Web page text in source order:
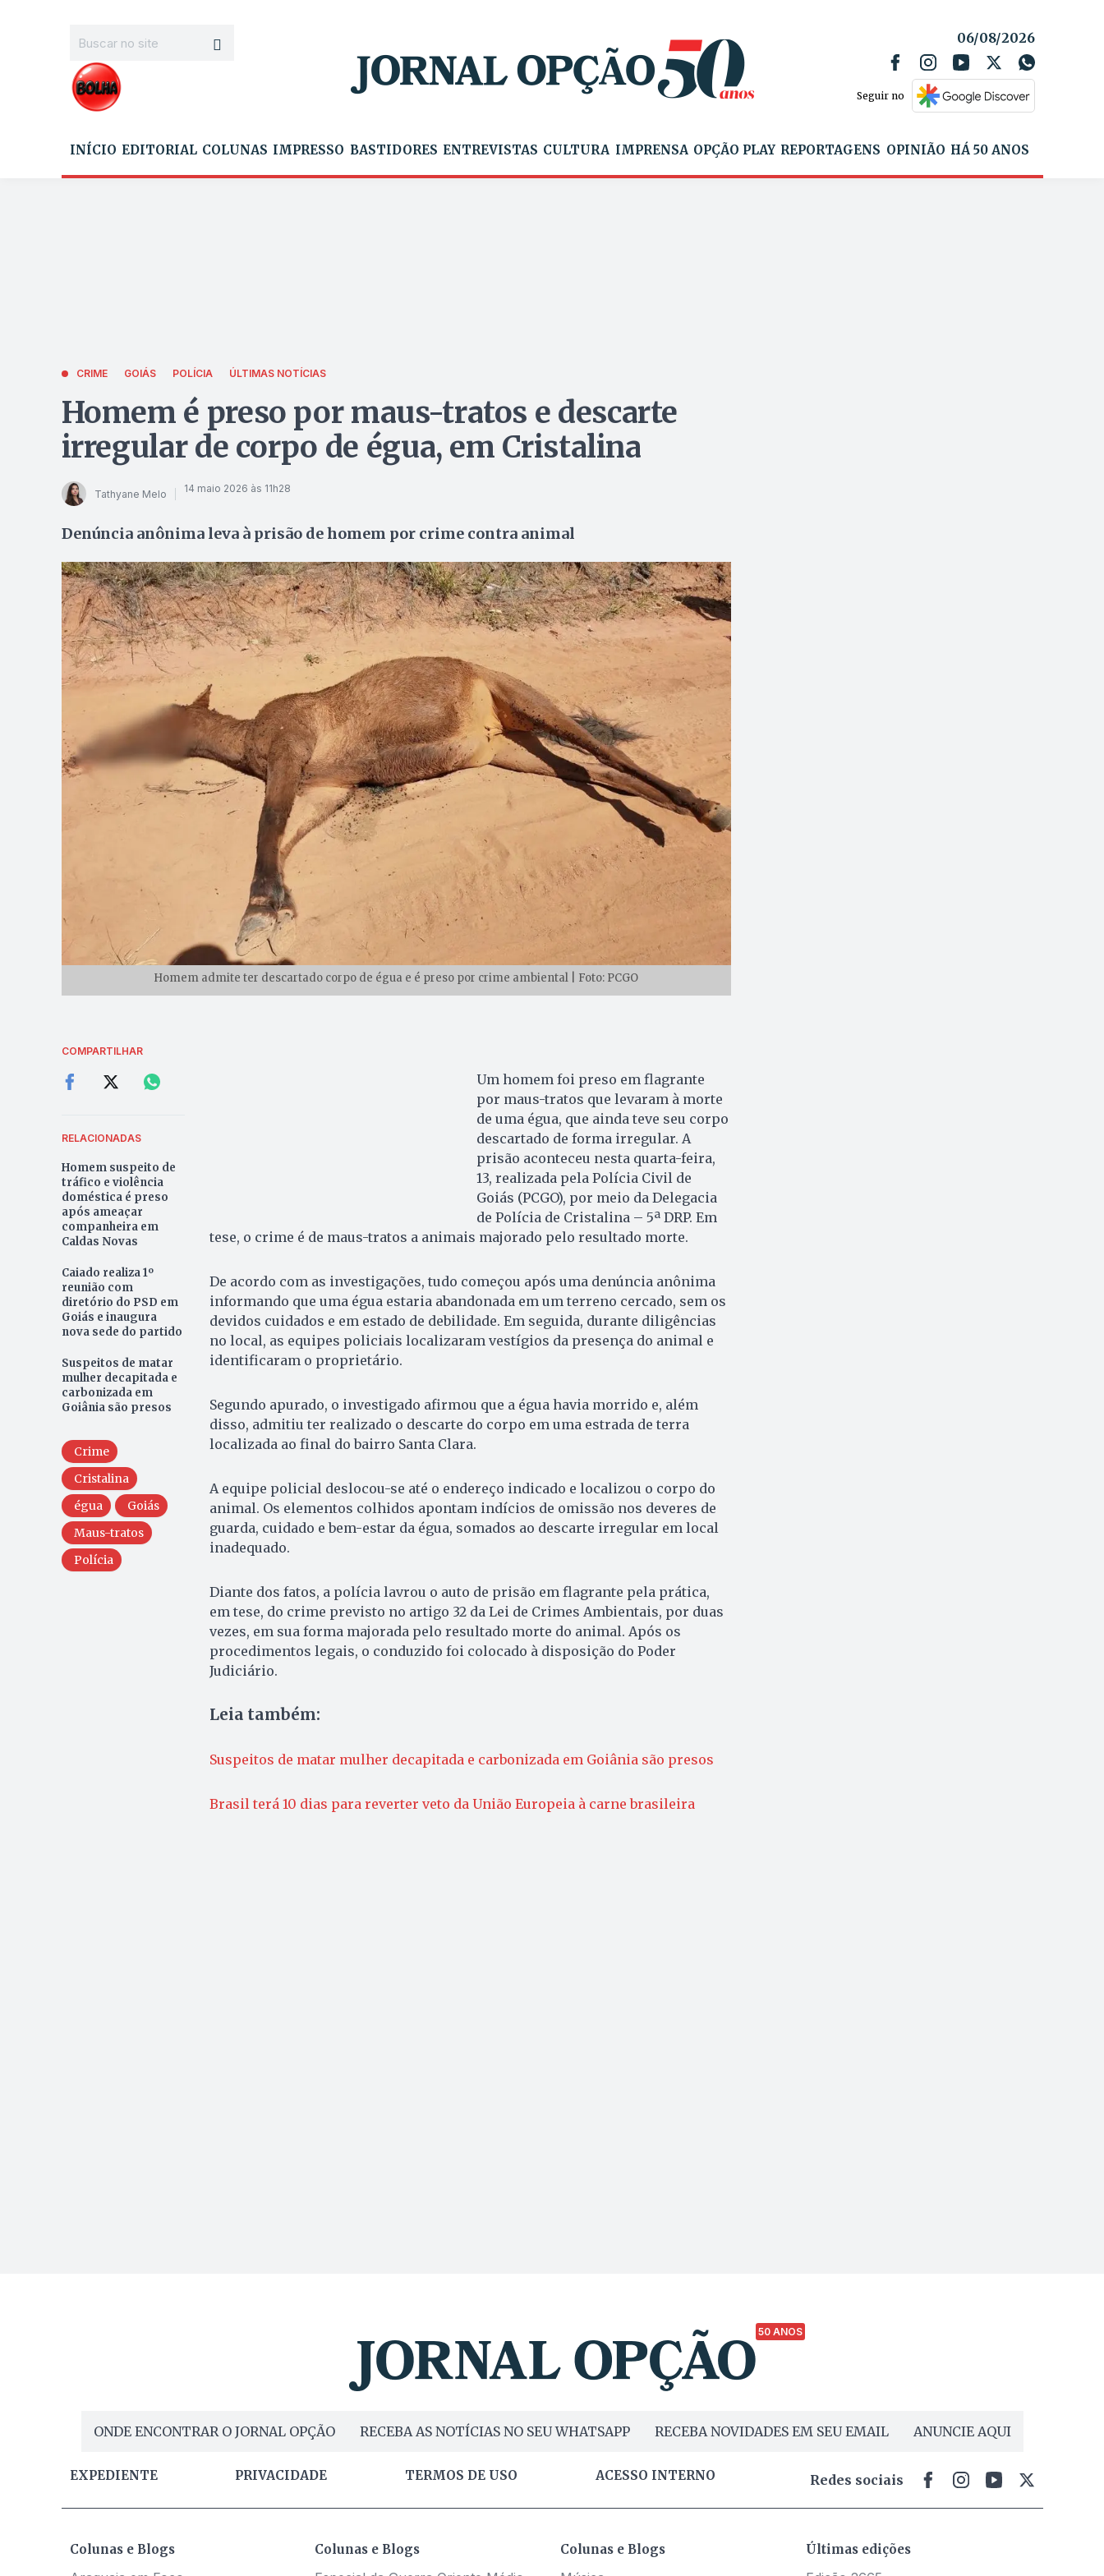
06/08/2026
Seguir no
INÍCIO EDITORIAL COLUNAS IMPRESSO BASTIDORES ENTREVISTAS CULTURA IMPRENSA OPÇÃO PLAY REPORTAGENS OPINIÃO HÁ 50 ANOS
CRIME GOIÁS POLÍCIA ÚLTIMAS NOTÍCIAS
Homem é preso por maus-tratos e descarte
irregular de corpo de égua, em Cristalina
Tathyane Melo 14 maio 2026 às 11h28
Denúncia anônima leva à prisão de homem por crime contra animal
Homem admite ter descartado corpo de égua e é preso por crime ambiental | Foto: PCGO
COMPARTILHAR
RELACIONADAS
Homem suspeito de
tráfico e violência
doméstica é preso
após ameaçar
companheira em
Caldas Novas
Caiado realiza 1º
reunião com
diretório do PSD em
Goiás e inaugura
nova sede do partido
Suspeitos de matar
mulher decapitada e
carbonizada em
Goiânia são presos
Crime
Cristalina
égua
Goiás
Maus-tratos
Polícia
Um homem foi preso em flagrante
por maus-tratos que levaram à morte
de uma égua, que ainda teve seu corpo
descartado de forma irregular. A
prisão aconteceu nesta quarta-feira,
13, realizada pela Polícia Civil de
Goiás (PCGO), por meio da Delegacia
de Polícia de Cristalina – 5ª DRP. Em
tese, o crime é de maus-tratos a animais majorado pelo resultado morte.
De acordo com as investigações, tudo começou após uma denúncia anônima
informando que uma égua estaria abandonada em um terreno cercado, sem os
devidos cuidados e em estado de debilidade. Em seguida, durante diligências
no local, as equipes policiais localizaram vestígios da presença do animal e
identificaram o proprietário.
Segundo apurado, o investigado afirmou que a égua havia morrido e, além
disso, admitiu ter realizado o descarte do corpo em uma estrada de terra
localizada ao final do bairro Santa Clara.
A equipe policial deslocou-se até o endereço indicado e localizou o corpo do
animal. Os elementos colhidos apontam indícios de omissão nos deveres de
guarda, cuidado e bem-estar da égua, somados ao descarte irregular em local
inadequado.
Diante dos fatos, a polícia lavrou o auto de prisão em flagrante pela prática,
em tese, do crime previsto no artigo 32 da Lei de Crimes Ambientais, por duas
vezes, em sua forma majorada pelo resultado morte do animal. Após os
procedimentos legais, o conduzido foi colocado à disposição do Poder
Judiciário.
Leia também:
Suspeitos de matar mulher decapitada e carbonizada em Goiânia são presos
Brasil terá 10 dias para reverter veto da União Europeia à carne brasileira
50 ANOS
ONDE ENCONTRAR O JORNAL OPÇÃO RECEBA AS NOTÍCIAS NO SEU WHATSAPP RECEBA NOVIDADES EM SEU EMAIL ANUNCIE AQUI
EXPEDIENTE PRIVACIDADE TERMOS DE USO ACESSO INTERNO Redes sociais
Colunas e Blogs Colunas e Blogs Colunas e Blogs Últimas edições